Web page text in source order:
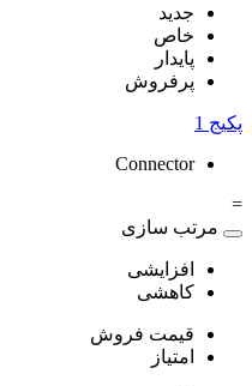
جدید
خاص
پایدار
پرفروش
پکیج 1
Connector
=
مرتب سازی
افزایشی
کاهشی
قیمت فروش
امتیاز